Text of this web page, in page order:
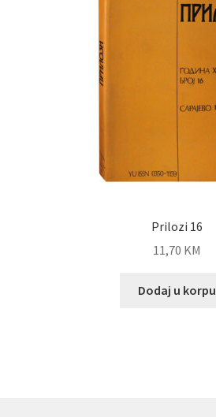
Prilozi 16
11,70 KM
Dodaj u korpu